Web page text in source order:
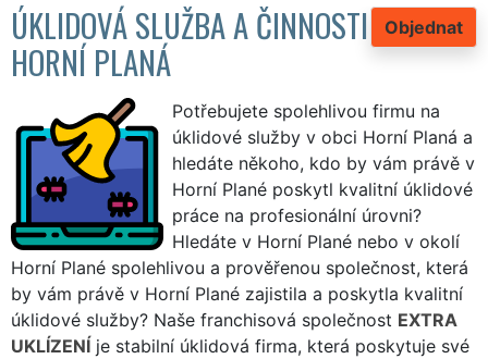
Objednat
ÚKLIDOVÁ SLUŽBA A ČINNOSTI
HORNÍ PLANÁ
Potřebujete spolehlivou firmu na
úklidové služby v obci Horní Planá a
hledáte někoho, kdo by vám právě v
Horní Plané poskytl kvalitní úklidové
práce na profesionální úrovni?
Hledáte v Horní Plané nebo v okolí
Horní Plané spolehlivou a prověřenou společnost, která
by vám právě v Horní Plané zajistila a poskytla kvalitní
úklidové služby? Naše franchisová společnost EXTRA
UKLÍZENÍ je stabilní úklidová firma, která poskytuje své